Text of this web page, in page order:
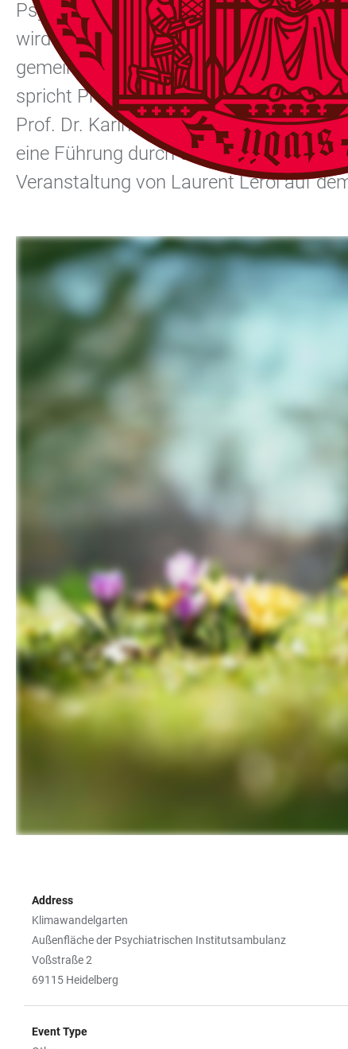
Psychotherapie, entsteht ein neuer
wird zu einem Klimawandelgarten.
gemeinsam Außenräume nachhaltig
spricht Prof. Dr. Sabine Herpertz,
Prof. Dr. Karin Schumacher,
eine Führung durch den Garten
Veranstaltung von Laurent Leroi auf
Address
Klimawandelgarten
Außenfläche der Psychiatrischen Institutsambulanz
Voßstraße 2
69115 Heidelberg
Event Type